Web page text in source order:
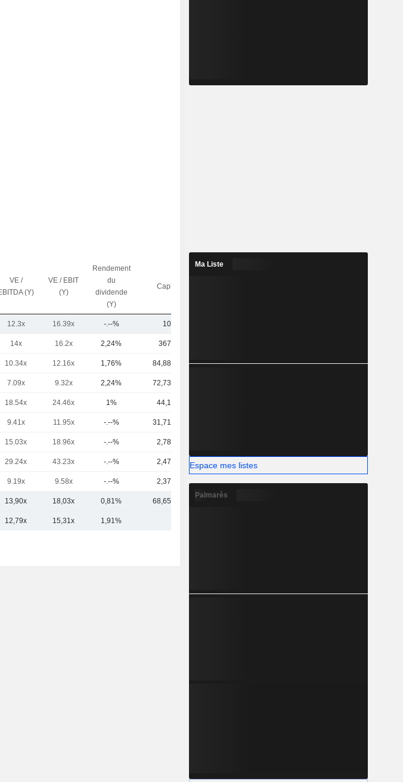
VE /
(Y)
VE / EBIT
(Y)
Rendement
du
dividende
(Y)
Capi.($)
12.3x 16.39x -.--% 10 Md
14x 16.2x 2,24% 367 Md
10.34x 12.16x 1,76% 84,88 Md
7.09x 9.32x 2,24% 72,73 Md
18.54x 24.46x 1% 44,1 Md
9.41x 11.95x -.--% 31,71 Md
15.03x 18.96x -.--% 2,78 Md
29.24x 43.23x -.--% 2,47 Md
9.19x 9.58x -.--% 2,37 Md
13,90x 18,03x 0,81% 68,65 Md
12,79x 15,31x 1,91%
Ma Liste
Espace mes listes
Palmarès